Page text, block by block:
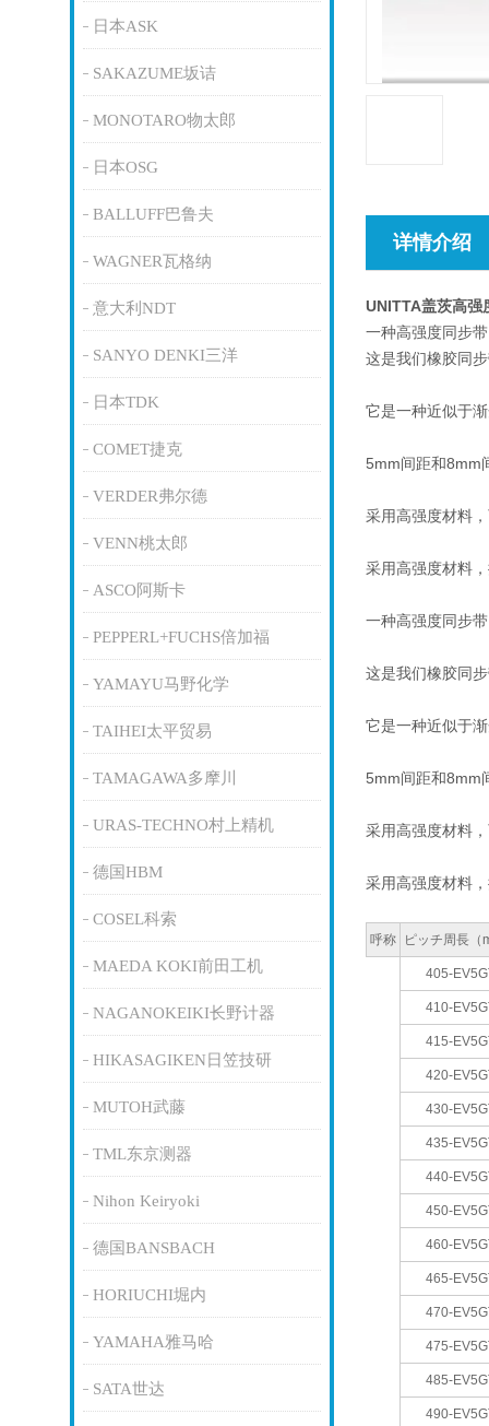
日本ASK
SAKAZUME坂诘
MONOTARO物太郎
日本OSG
BALLUFF巴鲁夫
WAGNER瓦格纳
意大利NDT
SANYO DENKI三洋
日本TDK
COMET捷克
VERDER弗尔德
VENN桃太郎
ASCO阿斯卡
PEPPERL+FUCHS倍加福
YAMAYU马野化学
TAIHEI太平贸易
TAMAGAWA多摩川
URAS-TECHNO村上精机
德国HBM
COSEL科索
MAEDA KOKI前田工机
NAGANOKEIKI长野计器
HIKASAGIKEN日笠技研
MUTOH武藤
TML东京测器
Nihon Keiryoki
德国BANSBACH
HORIUCHI堀内
YAMAHA雅马哈
SATA世达
详情介绍
UNITTA盖茨高强
一种高强度同步
这是我们橡胶同
它是一种近似于
5mm间距和8mm
采用高强度材料
采用高强度材料
一种高强度同步
这是我们橡胶同
它是一种近似于
5mm间距和8mm
采用高强度材料
采用高强度材料
呼称 ピッチ周長（
405-
410-
415-
420-
430-
435-
440-
450-
460-
465-
470-
475-
485-
490-